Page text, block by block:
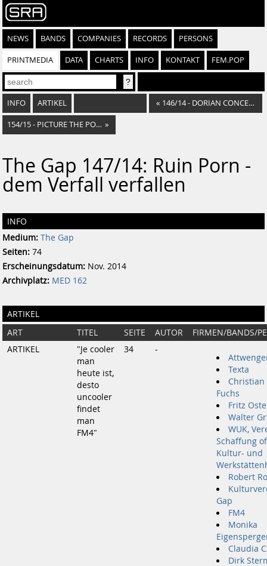
NEWS BANDS COMPANIES RECORDS PERSONS
PRINTMEDIA DATA CHARTS INFO KONTAKT FEM.POP
INFO ARTIKEL « 146/14 - DORIAN CONCEPT - ABSOLUTE OHRWASCHELMUSIK
154/15 - PICTURE THE POPSONG »
The Gap 147/14: Ruin Porn -
dem Verfall verfallen
INFO
Medium: The Gap
Seiten: 74
Erscheinungsdatum: Nov. 2014
Archivplatz: MED 162
ARTIKEL
ART TITEL SEITE AUTOR
FIRMEN/BANDS/
ARTIKEL
"Je cooler
man
heute ist,
desto
uncooler
findet
man
FM4"
34 -
Texta
Christian
Fuchs
Fritz
Walter
WUK,
Schaffung
Kultur- und
Robert
Gap
FM4
Monika
Claudia
Dirk